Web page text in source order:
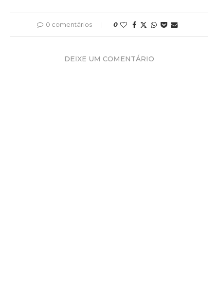
0 comentários 0
DEIXE UM COMENTÁRIO